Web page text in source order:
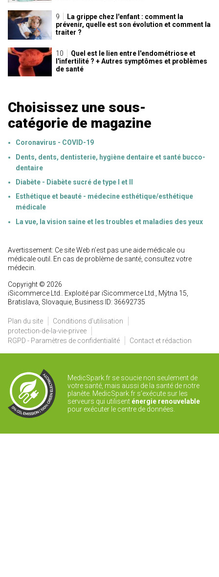
La grippe chez l'enfant : comment la
prévenir, quelle est son évolution et comment la
traiter ?
Quel est le lien entre l'endométriose et
l'infertilité ? + Autres symptômes et problèmes
de santé
Choisissez une sous-
catégorie de magazine
Coronavirus - COVID-19
Dents, dents, dentisterie, hygiène dentaire et santé bucco-
dentaire
Diabète - Diabète sucré de type I et II
Esthétique et beauté - médecine esthétique/esthétique
médicale
La vue, la vision saine et les troubles et maladies des yeux
Avertissement: Ce site Web n’est pas une aide médicale ou
médicale outil. En cas de problème de santé, consultez votre
médecin.
Copyright © 2026
iSicommerce Ltd.. Exploité par iSicommerce Ltd., Mýtna 15,
Bratislava, Slovaquie, Business ID: 36692735
Plan du site
Conditions d’utilisation
protection-de-la-vie-privee
RGPD - Paramètres de confidentialité
Contact et rédaction
MedicSpark.fr se soucie non seulement de
votre santé, mais aussi de la santé de notre
planète. MedicSpark.fr s’exécute sur les
serveurs qui utilisent énergie renouvelable
pour exécuter le centre de données.